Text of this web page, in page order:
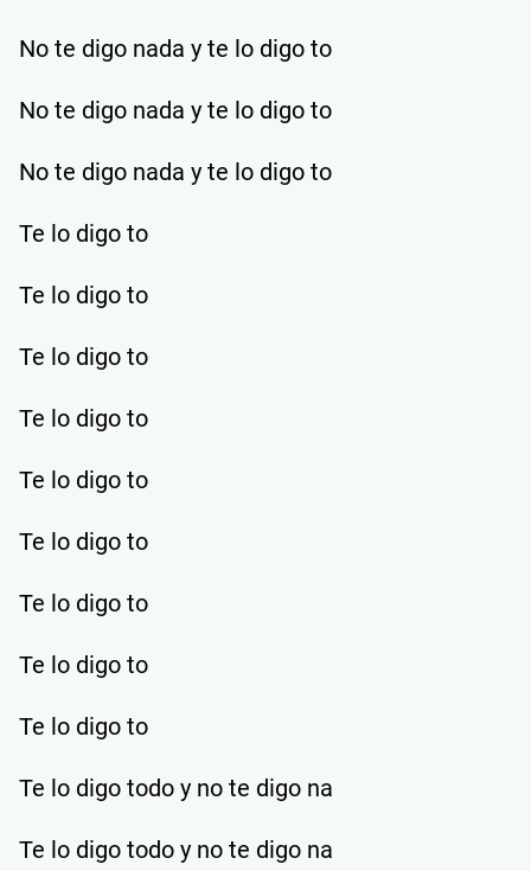
No te digo nada y te lo digo to
No te digo nada y te lo digo to
No te digo nada y te lo digo to
Te lo digo to
Te lo digo to
Te lo digo to
Te lo digo to
Te lo digo to
Te lo digo to
Te lo digo to
Te lo digo to
Te lo digo to
Te lo digo todo y no te digo na
Te lo digo todo y no te digo na